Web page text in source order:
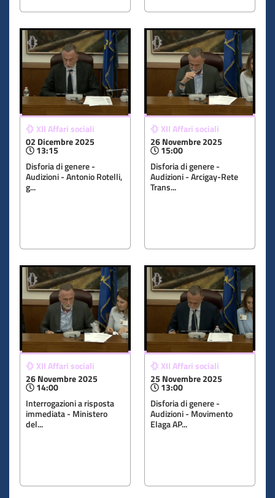
XII Affari sociali
02 Dicembre 2025
13:15
Disforia di genere -
Audizioni - Antonio Rotelli,
g...
XII Affari sociali
26 Novembre 2025
15:00
Disforia di genere -
Audizioni - Arcigay-Rete
Trans...
XII Affari sociali
26 Novembre 2025
14:00
Interrogazioni a risposta
immediata - Ministero
del...
XII Affari sociali
25 Novembre 2025
13:00
Disforia di genere -
Audizioni - Movimento
Elaga AP...